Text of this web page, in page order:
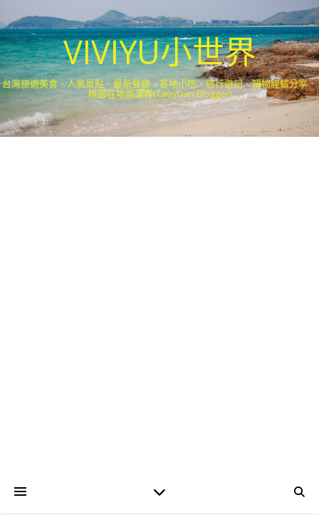
VIVIYU小世界
台灣旅遊美食、人氣景點、最新餐廳、各地小吃、旅行遊記、購物經驗分享．
桃園在地部落客(Taoyuan Blogger)